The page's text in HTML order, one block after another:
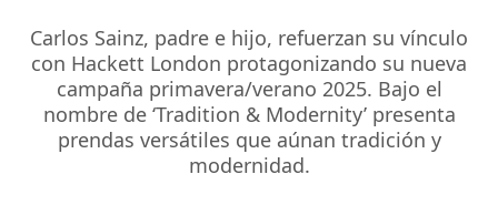
Carlos Sainz, padre e hijo, refuerzan su vínculo
con Hackett London protagonizando su nueva
campaña primavera/verano 2025. Bajo el
nombre de ‘Tradition & Modernity’ presenta
prendas versátiles que aúnan tradición y
modernidad.